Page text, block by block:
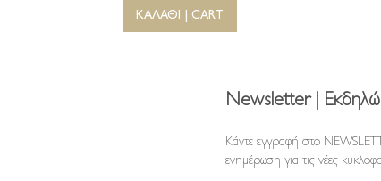
ΚΑΛΑΘΙ | CART
Newsletter |
Κάντε εγγραφή στο
ενημέρωση για τις νέες